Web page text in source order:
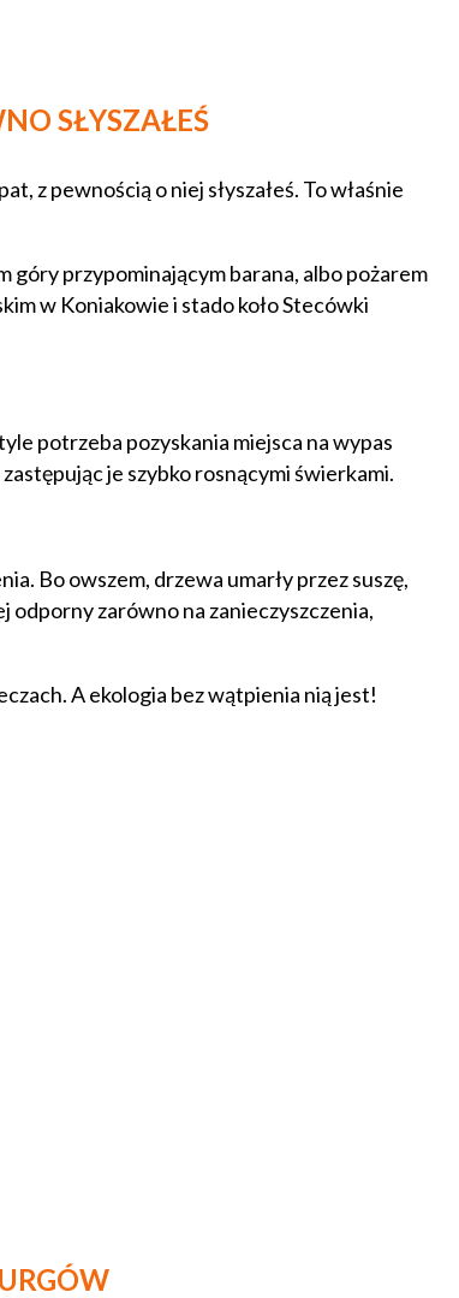
SŁYSZAŁEŚ
z pewnością o niej słyszałeś. To właśnie
góry przypominającym barana, albo pożarem
w Koniakowie i stado koło Stecówki
potrzeba pozyskania miejsca na wypas
je szybko rosnącymi świerkami.
Bo owszem, drzewa umarły przez suszę,
odporny zarówno na zanieczyszczenia,
A ekologia bez wątpienia nią jest!